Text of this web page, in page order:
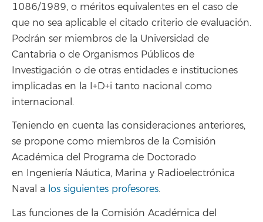
1086/1989, o méritos equivalentes en el caso de
que no sea aplicable el citado criterio de evaluación.
Podrán ser miembros de la Universidad de
Cantabria o de Organismos Públicos de
Investigación o de otras entidades e instituciones
implicadas en la I+D+i tanto nacional como
internacional.
Teniendo en cuenta las consideraciones anteriores,
se propone como miembros de la Comisión
Académica del Programa de Doctorado
en Ingeniería Náutica, Marina y Radioelectrónica
Naval a los siguientes profesores.
Las funciones de la Comisión Académica del